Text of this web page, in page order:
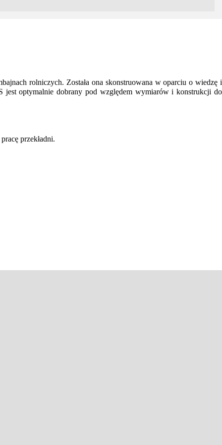
rolniczych. Została ona skonstruowana w oparciu o wiedzę i
optymalnie dobrany pod względem wymiarów i konstrukcji do
przekładni.